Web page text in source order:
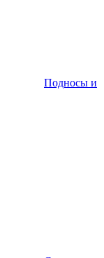
Подносы и